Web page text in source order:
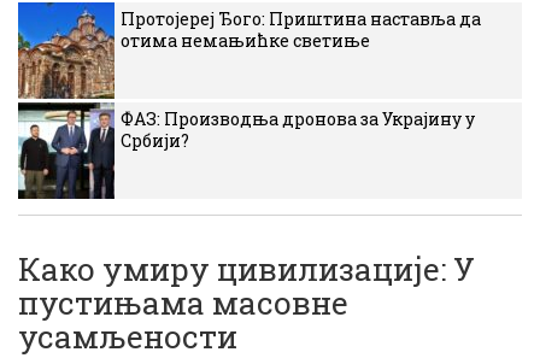
Протојереј Ђого: Приштина наставља да
отима немањићке светиње
ФАЗ: Производња дронова за Украјину у
Србији?
Како умиру цивилизације: У
пустињама масовне
усамљености